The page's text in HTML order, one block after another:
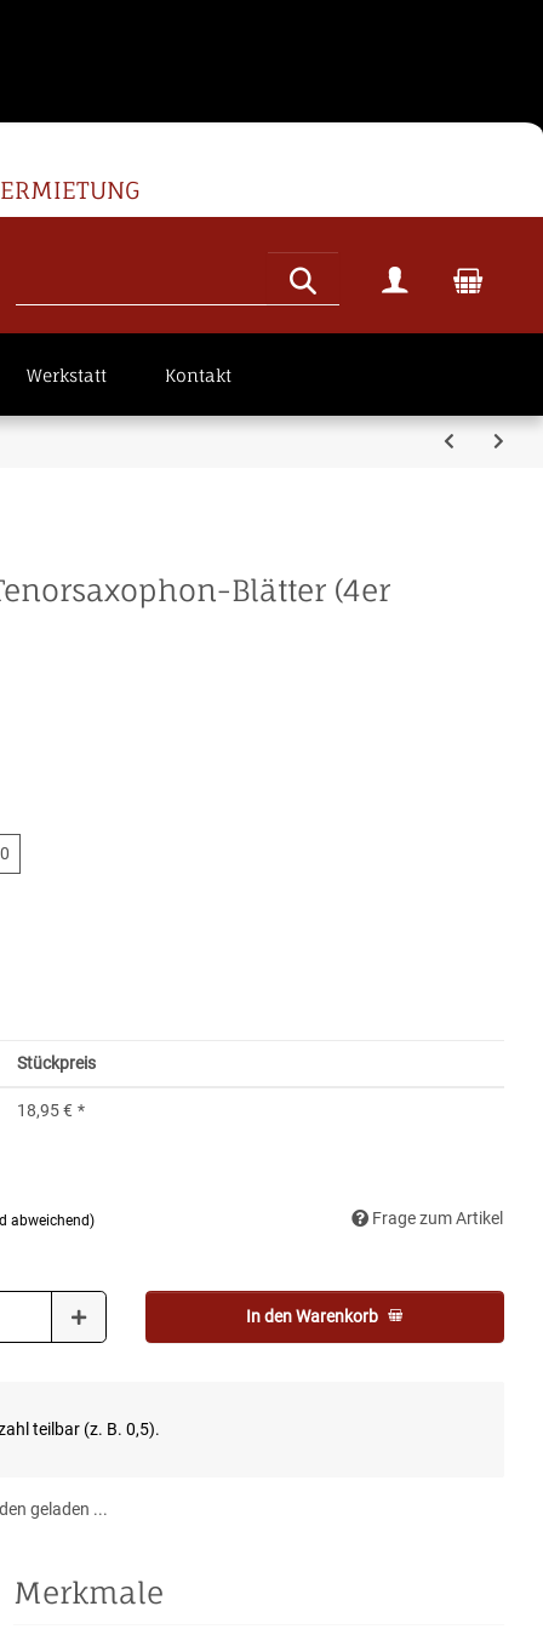
Werkstatt Kontakt
Blätter (4er
Stückpreis
18,95 € *
abweichend) Frage zum Artikel
In den Warenkorb
teilbar (z. B. 0,5).
geladen ...
Merkmale